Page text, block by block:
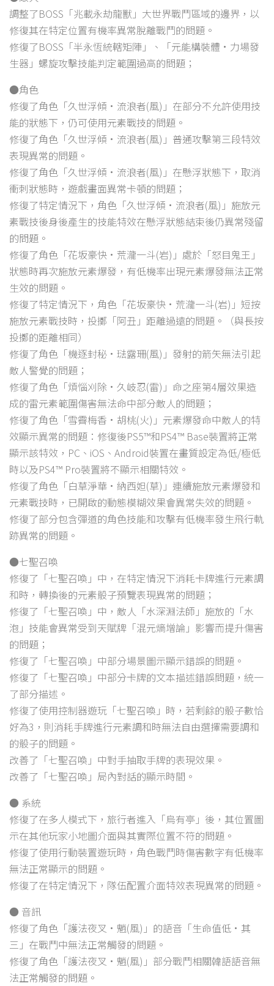
調整了BOSS「兆載永劫龍獸」大世界戰鬥區域的邊界，以
修復其在特定位置有機率異常脫離戰鬥的問題。
修復了BOSS「半永恆統轄矩陣」、「元能構裝體·力場發
生器」螺旋攻擊技能判定範圍過高的問題；
●角色
修復了角色「久世浮傾·流浪者(風)」在部分不允許使用技
能的狀態下，仍可使用元素戰技的問題。
修復了角色「久世浮傾·流浪者(風)」普通攻擊第三段特效
表現異常的問題。
修復了角色「久世浮傾·流浪者(風)」在懸浮狀態下，取消
衝刺狀態時，遊戲畫面異常卡頓的問題；
修復了特定情況下，角色「久世浮傾·流浪者(風)」施放元
素戰技後身後產生的技能特效在懸浮狀態結束後仍異常殘留
的問題。
修復了角色「花坂豪快·荒瀧一斗(岩)」處於「怒目鬼王」
狀態時再次施放元素爆發，有低機率出現元素爆發無法正常
生效的問題。
修復了特定情況下，角色「花坂豪快·荒瀧一斗(岩)」短按
施放元素戰技時，投擲「阿丑」距離過遠的問題。（與長按
投擲的距離相同）
修復了角色「機逐封秘·琺露珊(風)」發射的箭矢無法引起
敵人警覺的問題；
修復了角色「煩惱刈除·久岐忍(雷)」命之座第4層效果造
成的雷元素範圍傷害無法命中部分敵人的問題；
修復了角色「雪霽梅香·胡桃(火)」元素爆發命中敵人的特
效顯示異常的問題：修復後PS5™和PS4™ Base裝置將正常
顯示該特效，PC、iOS、Android裝置在畫質設定為低/極低
時以及PS4™ Pro裝置將不顯示相關特效。
修復了角色「白草淨華·納西妲(草)」連續施放元素爆發和
元素戰技時，已開啟的動態模糊效果會異常失效的問題。
修復了部分包含彈道的角色技能和攻擊有低機率發生飛行軌
跡異常的問題。
●七聖召喚
修復了「七聖召喚」中，在特定情況下消耗卡牌進行元素調
和時，轉換後的元素骰子預覽表現異常的問題；
修復了「七聖召喚」中，敵人「水深淵法師」施放的「水
泡」技能會異常受到天賦牌「混元熵增論」影響而提升傷害
的問題；
修復了「七聖召喚」中部分場景圖示顯示錯誤的問題。
修復了「七聖召喚」中部分卡牌的文本描述錯誤問題，統一
了部分描述。
修復了使用控制器遊玩「七聖召喚」時，若剩餘的骰子數恰
好為3，則消耗手牌進行元素調和時無法自由選擇需要調和
的骰子的問題。
改善了「七聖召喚」中對手抽取手牌的表現效果。
改善了「七聖召喚」局內對話的顯示時間。
● 系統
修復了在多人模式下，旅行者進入「烏有亭」後，其位置圖
示在其他玩家小地圖介面與其實際位置不符的問題。
修復了使用行動裝置遊玩時，角色戰鬥時傷害數字有低機率
無法正常顯示的問題。
修復了在特定情況下，隊伍配置介面特效表現異常的問題。
● 音訊
修復了角色「護法夜叉·魈(風)」的語音「生命值低·其
三」在戰鬥中無法正常觸發的問題。
修復了角色「護法夜叉·魈(風)」部分戰鬥相關韓語語音無
法正常觸發的問題。